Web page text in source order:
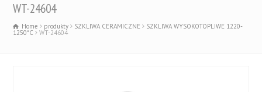
WT-24604
Home produkty SZKLIWA CERAMICZNE SZKLIWA WYSOKOTOPLIWE 1220-
1250*C WT-24604